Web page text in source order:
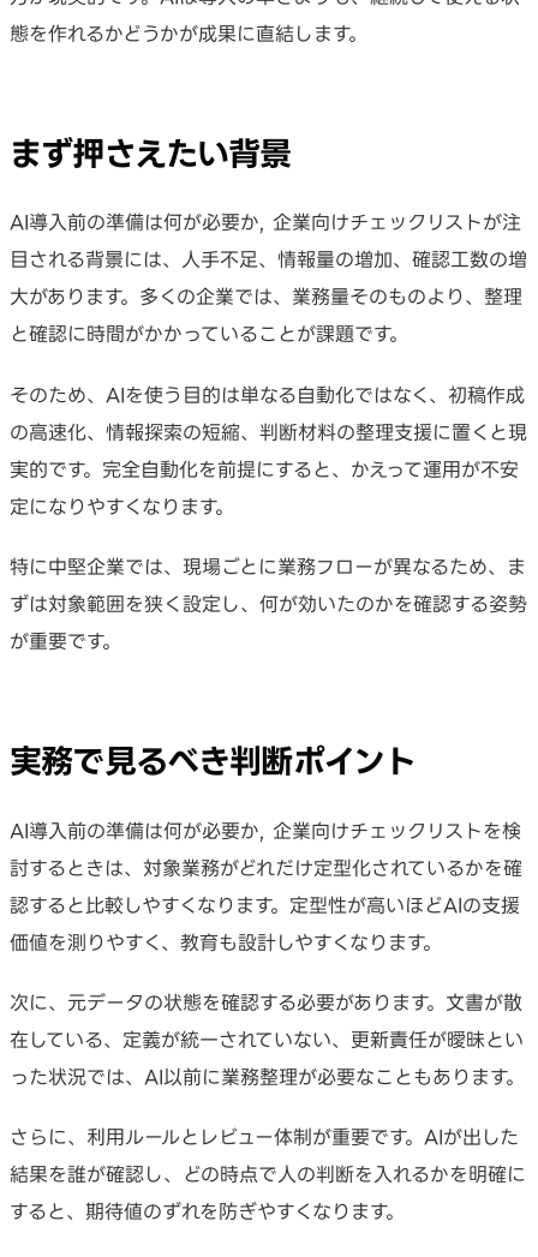
態を作れるかどうかが成果に直結します。
まず押さえたい背景
AI導入前の準備は何が必要か, 企業向けチェックリストが注
目される背景には、人手不足、情報量の増加、確認工数の増
大があります。多くの企業では、業務量そのものより、整理
と確認に時間がかかっていることが課題です。
そのため、AIを使う目的は単なる自動化ではなく、初稿作成
の高速化、情報探索の短縮、判断材料の整理支援に置くと現
実的です。完全自動化を前提にすると、かえって運用が不安
定になりやすくなります。
特に中堅企業では、現場ごとに業務フローが異なるため、ま
ずは対象範囲を狭く設定し、何が効いたのかを確認する姿勢
が重要です。
実務で見るべき判断ポイント
AI導入前の準備は何が必要か, 企業向けチェックリストを検
討するときは、対象業務がどれだけ定型化されているかを確
認すると比較しやすくなります。定型性が高いほどAIの支援
価値を測りやすく、教育も設計しやすくなります。
次に、元データの状態を確認する必要があります。文書が散
在している、定義が統一されていない、更新責任が曖昧とい
った状況では、AI以前に業務整理が必要なこともあります。
さらに、利用ルールとレビュー体制が重要です。AIが出した
結果を誰が確認し、どの時点で人の判断を入れるかを明確に
すると、期待値のずれを防ぎやすくなります。